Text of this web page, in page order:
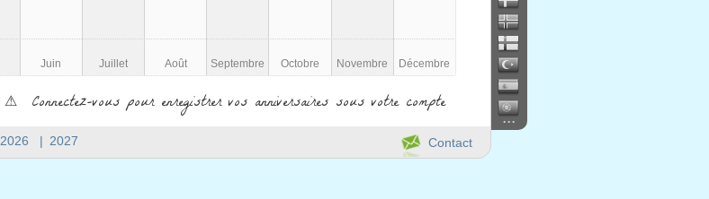
2026 | 2027
...
Contact
Juin Juillet Août Septembre Octobre Novembre Décembre
⚠ Connectez-vous pour enregistrer vos anniversaires sous votre compte